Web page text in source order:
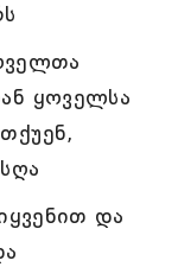
ყოველსა
და